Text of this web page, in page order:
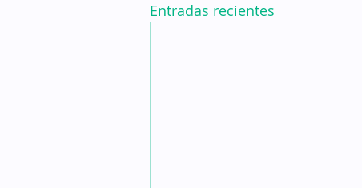
Entradas recientes